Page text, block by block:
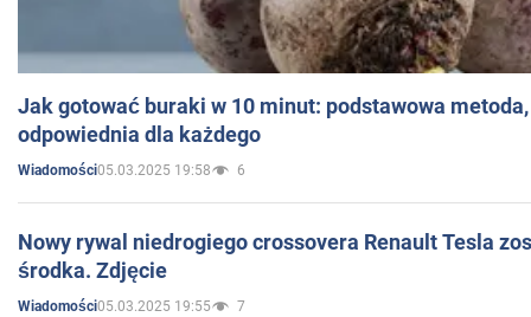
Jak gotować buraki w 10 minut: podstawowa
odpowiednia dla każdego
Wiadomości05.03.2025 19:58 6
Nowy rywal niedrogiego crossovera Renault Tesla
środka. Zdjęcie
Wiadomości05.03.2025 19:55 7